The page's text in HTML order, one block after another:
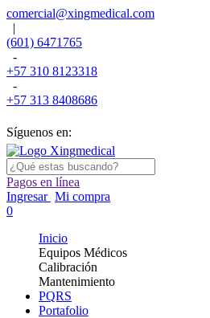
comercial@xingmedical.com
|
(601) 6471765
-
+57 310 8123318
-
+57 313 8408686
Síguenos en:
Pagos en línea
Ingresar Mi compra
0
Inicio
Equipos Médicos
Calibración
Mantenimiento
PQRS
Portafolio